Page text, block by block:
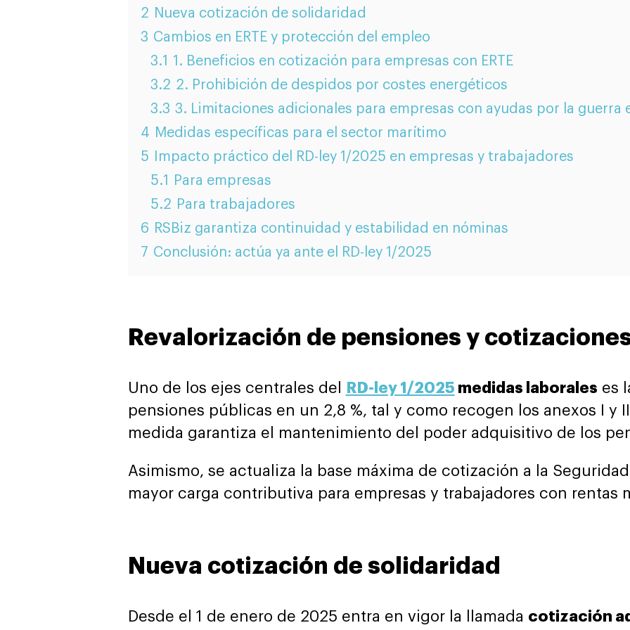
2 Nueva cotización de solidaridad
3 Cambios en ERTE y protección del empleo
3.1 1. Beneficios en cotización para empresas con ERTE
3.2 2. Prohibición de despidos por costes energéticos
3.3 3. Limitaciones adicionales para empresas con ayudas por la guerra
4 Medidas específicas para el sector marítimo
5
Impacto práctico del RD-ley 1/2025 en empresas y trabajadores
5.1
Para empresas
5.2 Para trabajadores
6 RSBiz garantiza continuidad y estabilidad en nóminas
7 Conclusión: actúa ya ante el RD-ley 1/2025
Revalorización de pensiones y
Uno de los ejes centrales del RD-ley 1/2025 medidas laborales es
pensiones públicas en un 2,8 %, tal y como recogen los anexos I y
medida garantiza el mantenimiento del poder adquisitivo de los
Asimismo, se actualiza la base máxima de cotización a la
mayor carga contributiva para empresas y trabajadores con rentas
Nueva cotización de solidaridad
Desde el 1 de enero de 2025 entra en vigor la llamada cotización